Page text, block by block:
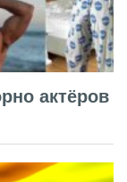
актёров